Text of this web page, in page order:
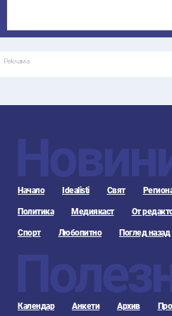
Реклама
Начало Idealisti Свят
Политика Медиякаст От
Спорт Любопитно Поглед назад
Календар Анкети Архив